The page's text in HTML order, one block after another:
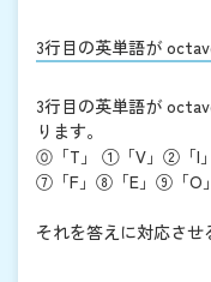
3行目の英単語が
3行目の英単語が
ります。
⓪「T」 ①「V」②「I
⑦「F」⑧「E」⑨「O」
それを答えに対応させ